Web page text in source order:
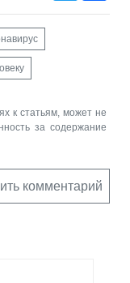
к статьям, может не
за содержание
комментарий